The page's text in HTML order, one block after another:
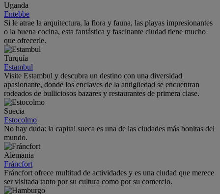
Uganda
Entebbe
Si le atrae la arquitectura, la flora y fauna, las playas impresionantes
o la buena cocina, esta fantástica y fascinante ciudad tiene mucho
que ofrecerle.
Turquía
Estambul
Visite Estambul y descubra un destino con una diversidad
apasionante, donde los enclaves de la antigüedad se encuentran
rodeados de bulliciosos bazares y restaurantes de primera clase.
Suecia
Estocolmo
No hay duda: la capital sueca es una de las ciudades más bonitas del
mundo.
Alemania
Fráncfort
Fráncfort ofrece multitud de actividades y es una ciudad que merece
ser visitada tanto por su cultura como por su comercio.